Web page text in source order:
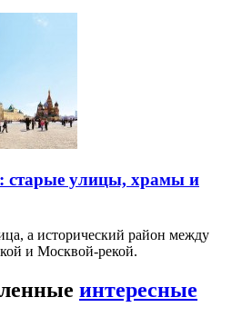
старые улицы, храмы и
а исторический район между
и Москвой-рекой.
интересные